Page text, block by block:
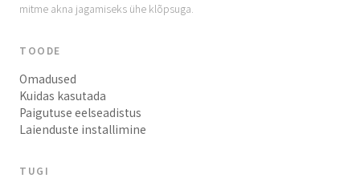
mitme akna jagamiseks ühe klõpsuga.
TOODE
Omadused
Kuidas kasutada
Paigutuse eelseadistus
Laienduste installimine
TUGI